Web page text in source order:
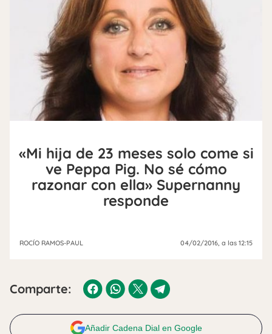
«Mi hija de 23 meses solo come si
ve Peppa Pig. No sé cómo
razonar con ella» Supernanny
responde
ROCÍO RAMOS-PAUL 04/02/2016 , a las 12:15
Comparte:
Añadir Cadena Dial en Google